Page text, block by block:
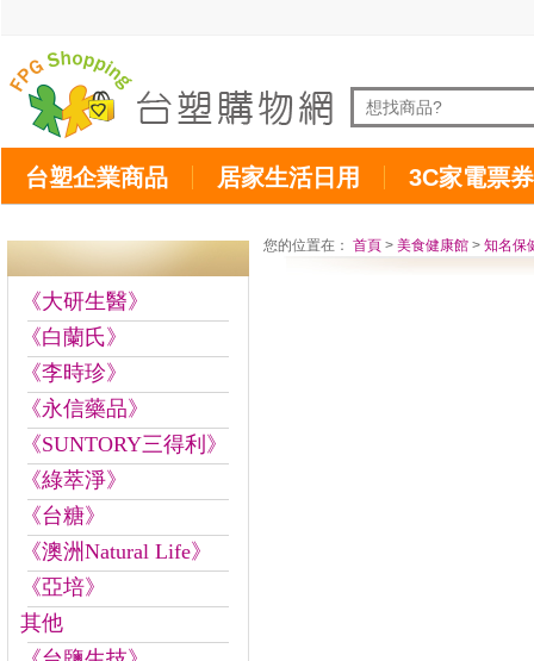
台塑企業商品 居家生活日用 3C家電票券
《大研生醫》
《白蘭氏》
《李時珍》
《永信藥品》
《SUNTORY三得利》
《綠萃淨》
《台糖》
《澳洲Natural Life》
《亞培》
其他
您的位置在： 首頁 > 美食健康館 > 知名保